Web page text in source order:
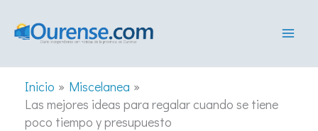
Inicio
Miscelanea
Las mejores ideas para regalar cuando se tiene
poco tiempo y presupuesto